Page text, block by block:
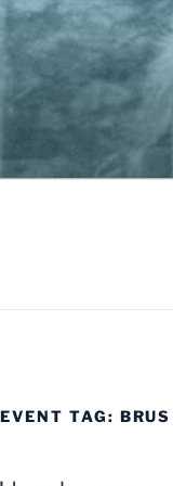
Gå
innhold
EVENT TAG: BRUS